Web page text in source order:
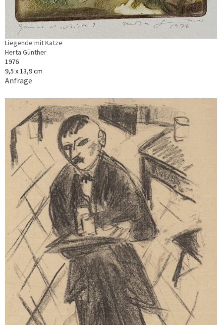
Liegende mit Katze
Herta Günther
1976
9,5 x 13,9 cm
Anfrage